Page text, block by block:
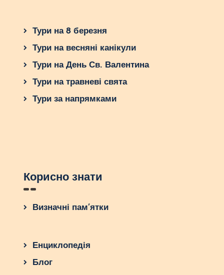
Тури на 8 березня
Тури на весняні канікули
Тури на День Св. Валентина
Тури на травневі свята
Тури за напрямками
Корисно знати
Визначні пам’ятки
Енциклопедія
Блог